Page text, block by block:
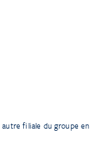
autre filiale du groupe en